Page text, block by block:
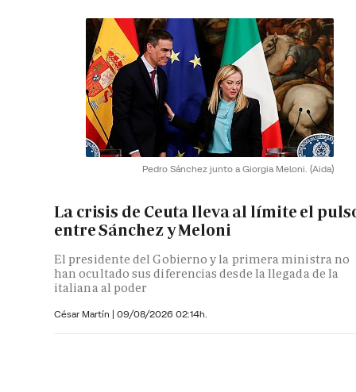
Pedro Sánchez junto a Giorgia Meloni. (Aida)
La crisis de Ceuta lleva al límite el
entre Sánchez y Meloni
El presidente del Gobierno y la primera ministra no
han ocultado sus diferencias desde la llegada de la
italiana al poder
César Martín | 09/08/2026 02:14h.